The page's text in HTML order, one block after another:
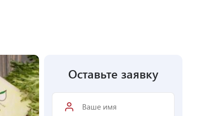
Оставьте заявку